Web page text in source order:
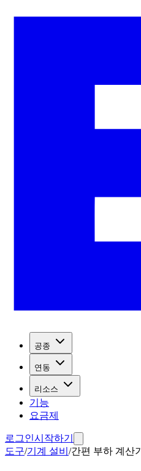
공종
연동
리소스
기능
요금제
로그인시작하기
도구/기계 설비 /간편 부하 계산기